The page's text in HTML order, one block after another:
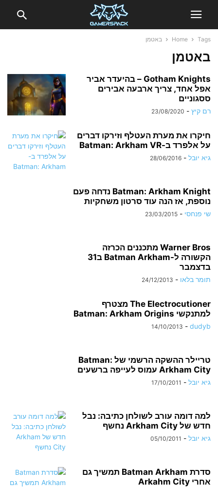
Home Tags באטמן
באטמן
Gotham Knights – בהיעדר אביר
אפל אחד, צריך ארבעה אבירים
ססגוניים
רם קיץ -
23/08/2020
חיקרו את מערת העטלף וזירקו דברים
על אלפרד ב-Batman: Arkham VR
גיא יובל -
28/06/2016
Batman: Arkham Knight נדחה פעם
נוספת, אז הנה עוד סרטון משחקיות
שי פנחסי -
23/03/2015
Warner Bros מתכננים הכרזה
הקשורה ל-Batman Arkham ב31
בדצמבר
תומר בלאו -
24/12/2013
The Electrocutioner מצטרף
למתנקשי Batman: Arkham Origins
dudyb
-
14/10/2013
טריילר ההשקה הרשמי של Batman:
Arkham City עמוס לעייפה ברשעים
גיא יובל -
17/10/2011
למה דומה עורב לשולחן כתיבה: נבל
חדש של Arkham City נחשף
גיא יובל -
05/10/2011
סדרת Batman Arkham תמשיך גם
אחרי Arkahm City